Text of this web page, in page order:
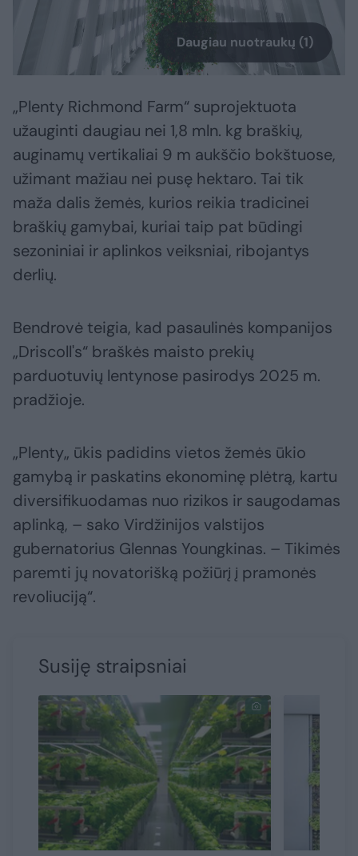
Daugiau nuotraukų (1)
„Plenty Richmond Farm“ suprojektuota
užauginti daugiau nei 1,8 mln. kg braškių,
auginamų vertikaliai 9 m aukščio bokštuose,
užimant mažiau nei pusę hektaro. Tai tik
maža dalis žemės, kurios reikia tradicinei
braškių gamybai, kuriai taip pat būdingi
sezoniniai ir aplinkos veiksniai, ribojantys
derlių.
Bendrovė teigia, kad pasaulinės kompanijos
„Driscoll's“ braškės maisto prekių
parduotuvių lentynose pasirodys 2025 m.
pradžioje.
„Plenty„ ūkis padidins vietos žemės ūkio
gamybą ir paskatins ekonominę plėtrą, kartu
diversifikuodamas nuo rizikos ir saugodamas
aplinką, – sako Virdžinijos valstijos
gubernatorius Glennas Youngkinas. – Tikimės
paremti jų novatorišką požiūrį į pramonės
revoliuciją“.
Susiję straipsniai